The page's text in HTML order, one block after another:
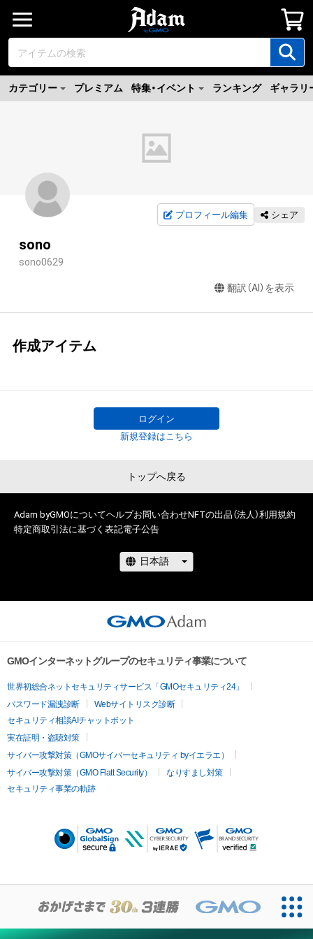
カテゴリー プレミアム 特集・イベント ランキング ギャラリ
プロフィール編集 シェア
sono
sono0629
翻訳（AI）を表示
作成アイテム
ログイン
新規登録はこちら
トップへ戻る
Adam byGMOについてヘルプお問い合わせNFTの出品（法人）利用規約
特定商取引法に基づく表記電子公告
GMOインターネットグループのセキュリティ事業について
世界初総合ネットセキュリティサービス「GMOセキュリティ24」
パスワード漏洩診断
Webサイトリスク診断
セキュリティ相談AIチャットボット
実在証明・盗聴対策
サイバー攻撃対策（GMOサイバーセキュリティ byイエラエ）
サイバー攻撃対策（GMO Flatt Security）
なりすまし対策
セキュリティ事業の軌跡